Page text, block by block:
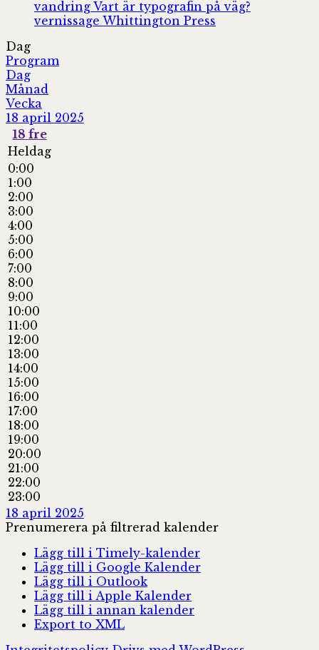
vandring Vart är typografin på väg?
vernissage Whittington Press
Dag
Program
Dag
Månad
Vecka
18 april 2025
18 fre
Heldag
0:00
1:00
2:00
3:00
4:00
5:00
6:00
7:00
8:00
9:00
10:00
11:00
12:00
13:00
14:00
15:00
16:00
17:00
18:00
19:00
20:00
21:00
22:00
23:00
18 april 2025
Prenumerera på filtrerad kalender
Lägg till i Timely-kalender
Lägg till i Google Kalender
Lägg till i Outlook
Lägg till i Apple Kalender
Lägg till i annan kalender
Export to XML